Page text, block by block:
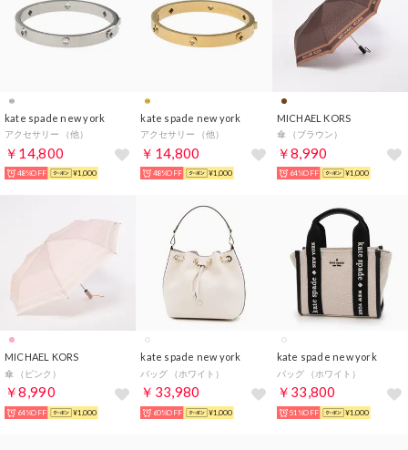
kate spade new york
アクセサリー （他）
￥14,800
48%OFF ¥1,000
kate spade new york
アクセサリー （他）
￥14,800
48%OFF ¥1,000
MICHAEL KORS
傘 （ブラウン）
￥8,990
64%OFF ¥1,000
MICHAEL KORS
傘 （ピンク）
￥8,990
64%OFF ¥1,000
kate spade new york
バッグ （ホワイト）
￥33,980
60%OFF ¥1,000
kate spade new york
バッグ （ホワイト）
￥33,800
51%OFF ¥1,000